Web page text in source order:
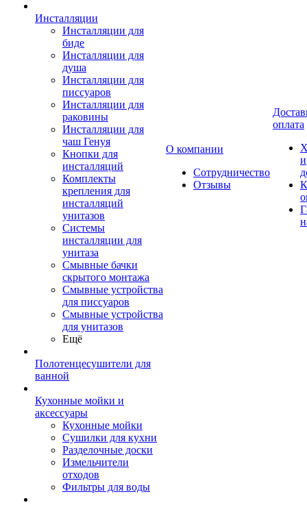
Инсталляции
Инсталляции для
биде
Инсталляции для
душа
Инсталляции для
писсуаров
Инсталляции для
раковины
Инсталляции для
чаш Генуя
Кнопки для
инсталляций
Комплекты
крепления для
инсталляций
унитазов
Системы
инсталляции для
унитаза
Смывные бачки
скрытого монтажа
Смывные устройства
для писсуаров
Смывные устройства
для унитазов
Ещё
Полотенцесушители для
ванной
Кухонные мойки и
аксессуары
Кухонные мойки
Сушилки для кухни
Разделочные доски
Измельчители
отходов
Фильтры для воды
О компании
Сотрудничество
Отзывы
оплата
и